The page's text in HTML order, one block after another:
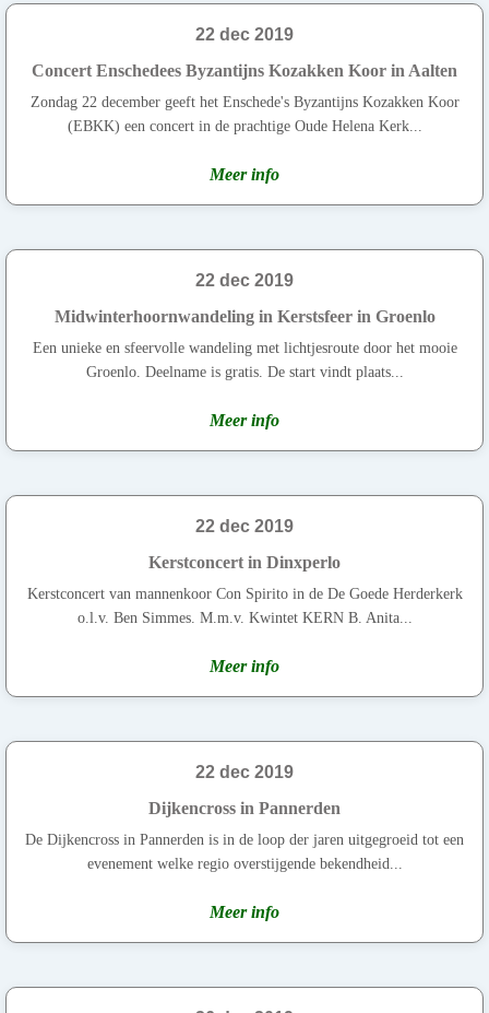
22 dec 2019
Concert Enschedees Byzantijns Kozakken Koor in Aalten
Zondag 22 december geeft het Enschede's Byzantijns Kozakken Koor
(EBKK) een concert in de prachtige Oude Helena Kerk...
Meer info
22 dec 2019
Midwinterhoornwandeling in Kerstsfeer in Groenlo
Een unieke en sfeervolle wandeling met lichtjesroute door het mooie
Groenlo. Deelname is gratis. De start vindt plaats...
Meer info
22 dec 2019
Kerstconcert in Dinxperlo
Kerstconcert van mannenkoor Con Spirito in de De Goede Herderkerk
o.l.v. Ben Simmes. M.m.v. Kwintet KERN B. Anita...
Meer info
22 dec 2019
Dijkencross in Pannerden
De Dijkencross in Pannerden is in de loop der jaren uitgegroeid tot een
evenement welke regio overstijgende bekendheid...
Meer info